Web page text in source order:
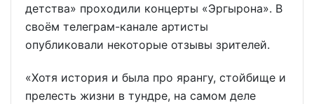
детства» проходили концерты «Эргырона». В
своём телеграм-канале артисты
опубликовали некоторые отзывы зрителей.
«Хотя история и была про ярангу, стойбище и
прелесть жизни в тундре, на самом деле